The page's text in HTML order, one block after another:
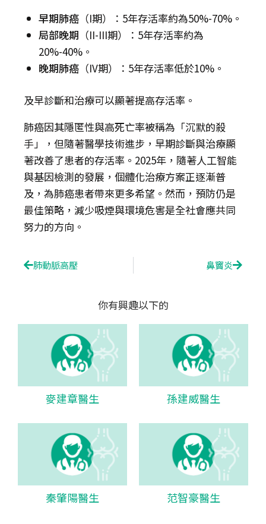
早期肺癌 （I期）：5年存活率約為50%-70%。
局部晚期 （II-III期）：5年存活率約為
20%-40%。
晚期肺癌 （IV期）：5年存活率低於10%。
及早診斷和治療可以顯著提高存活率。
肺癌因其隱匿性與高死亡率被稱為「沉默的殺
手」，但隨著醫學技術進步，早期診斷與治療顯
著改善了患者的存活率。2025年，隨著人工智能
與基因檢測的發展，個體化治療方案正逐漸普
及，為肺癌患者帶來更多希望。然而，預防仍是
最佳策略，減少吸煙與環境危害是全社會應共同
努力的方向。
Prev肺動脈高壓 鼻竇炎Next
你有興趣以下的
麥建章醫生 孫建威醫生
秦肇陽醫生 范智豪醫生